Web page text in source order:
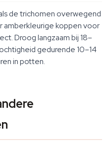
de trichomen overwegend
amberkleurige koppen voor
Droog langzaam bij 18–
gedurende 10–14
in potten.